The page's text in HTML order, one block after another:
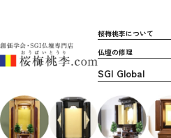
桜梅桃李について
仏壇の修理